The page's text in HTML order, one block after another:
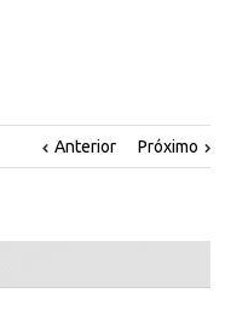
Anterior Próximo